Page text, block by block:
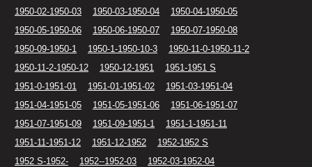
1950-02-1950-03
1950-03-1950-04
1950-04-1950-05
1950-05-1950-06
1950-06-1950-07
1950-07-1950-08
1950-09-1950-1
1950-1-1950-10-3
1950-11-0-1950-11-2
1950-11-2-1950-12
1950-12-1951
1951-1951 S
1951-0-1951-01
1951-01-1951-02
1951-03-1951-04
1951-04-1951-05
1951-05-1951-06
1951-06-1951-07
1951-07-1951-09
1951-09-1951-1
1951-1-1951-11
1951-11-1951-12
1951-12-1952
1952-1952 S
1952 S-1952-
1952--1952-03
1952-03-1952-04